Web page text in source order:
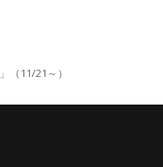
（11/21～）